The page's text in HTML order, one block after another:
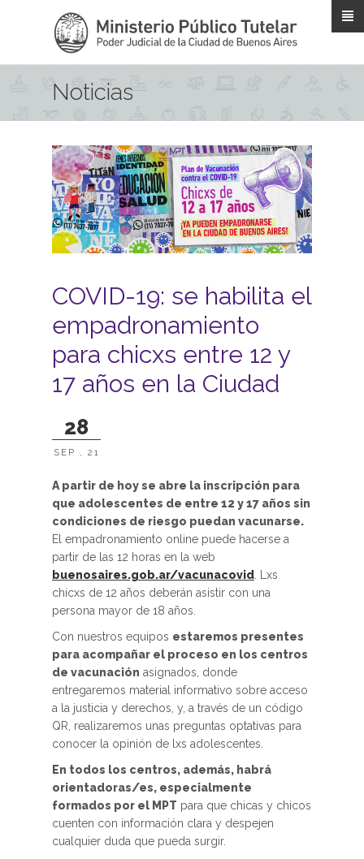
Noticias
COVID-19: se habilita el
empadronamiento
para chicxs entre 12 y
17 años en la Ciudad
28
SEP , 21
A partir de hoy se abre la inscripción para
que adolescentes de entre 12 y 17 años sin
condiciones de riesgo puedan vacunarse.
El empadronamiento online puede hacerse a
partir de las 12 horas en la web
buenosaires.gob.ar/vacunacovid. Lxs
chicxs de 12 años deberán asistir con una
persona mayor de 18 años.
Con nuestros equipos estaremos presentes
para acompañar el proceso en los centros
de vacunación asignados, donde
entregaremos material informativo sobre acceso
a la justicia y derechos, y, a través de un código
QR, realizaremos unas preguntas optativas para
conocer la opinión de lxs adolescentes.
En todos los centros, además, habrá
orientadoras/es, especialmente
formados por el MPT para que chicas y chicos
cuenten con información clara y despejen
cualquier duda que pueda surgir.